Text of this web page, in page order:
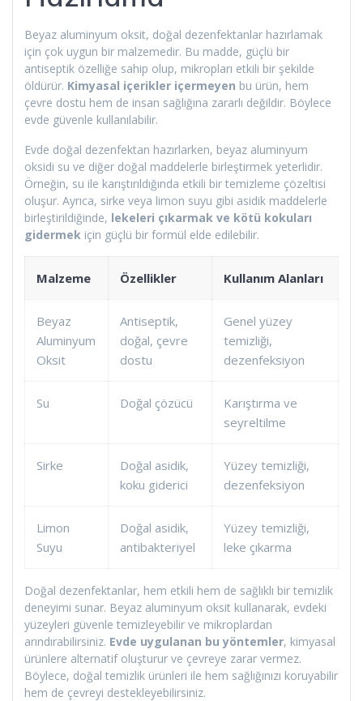
Beyaz aluminyum oksit, doğal dezenfektanlar hazırlamak
için çok uygun bir malzemedir. Bu madde, güçlü bir
antiseptik özelliğe sahip olup, mikropları etkili bir şekilde
öldürür. Kimyasal içerikler içermeyen bu ürün, hem
çevre dostu hem de insan sağlığına zararlı değildir. Böylece
evde güvenle kullanılabilir.
Evde doğal dezenfektan hazırlarken, beyaz aluminyum
oksidi su ve diğer doğal maddelerle birleştirmek yeterlidir.
Örneğin, su ile karıştırıldığında etkili bir temizleme çözeltisi
oluşur. Ayrıca, sirke veya limon suyu gibi asidik maddelerle
birleştirildiğinde, lekeleri çıkarmak ve kötü kokuları
gidermek için güçlü bir formül elde edilebilir.
Malzeme Özellikler Kullanım Alanları
Beyaz
Aluminyum
Oksit
Antiseptik,
doğal, çevre
dostu
Genel yüzey
temizliği,
dezenfeksiyon
Su Doğal çözücü
Karıştırma ve
seyreltilme
Sirke
Doğal asidik,
koku giderici
Yüzey temizliği,
dezenfeksiyon
Limon
Suyu
Doğal asidik,
antibakteriyel
Yüzey temizliği,
leke çıkarma
Doğal dezenfektanlar, hem etkili hem de sağlıklı bir temizlik
deneyimi sunar. Beyaz aluminyum oksit kullanarak, evdeki
yüzeyleri güvenle temizleyebilir ve mikroplardan
arındırabilirsiniz. Evde uygulanan bu yöntemler, kimyasal
ürünlere alternatif oluşturur ve çevreye zarar vermez.
Böylece, doğal temizlik ürünleri ile hem sağlığınızı koruyabilir
hem de çevreyi destekleyebilirsiniz.